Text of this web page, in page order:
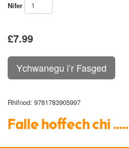
Nifer
£7.99
Rhifnod: 9781783905997
Falle hoffech chi .....